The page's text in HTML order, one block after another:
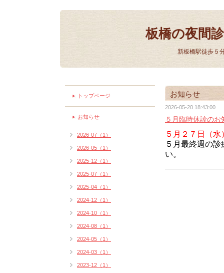
板橋の夜間
新板橋駅徒歩５
お知らせ
2026-05-20 18:43:00
５月臨時休診のお
５月２７日（
５月最終週の
い。
トップページ
お知らせ
2026-07（1）
2026-05（1）
2025-12（1）
2025-07（1）
2025-04（1）
2024-12（1）
2024-10（1）
2024-08（1）
2024-05（1）
2024-03（1）
2023-12（1）